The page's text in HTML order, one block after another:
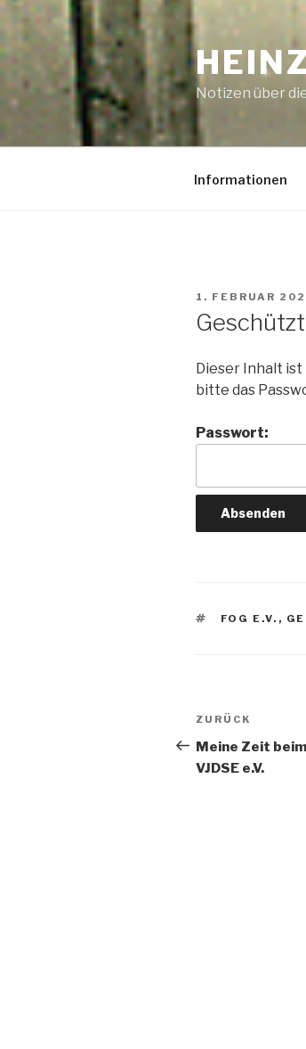
Zum
Inhalt
springen
Notizen über
Informationen
1. FEBRUAR
Dieser Inhalt
bitte das
Passwort:
FOG E.V. ,
Vorheriger
Beitrag
ZURÜCK
Meine Zeit
VJDSE e.V.